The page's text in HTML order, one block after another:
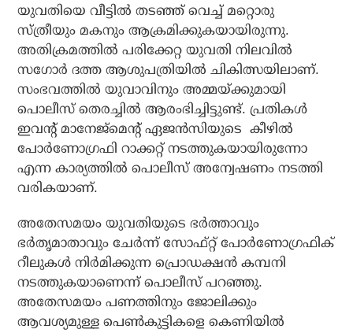
യുവതിയെ വീട്ടില് തടഞ്ഞ് വെച്ച് മറ്റൊരു
സ്ത്രീയും മകനും ആക്രമിക്കുകയായിരുന്നു.
അതിക്രമത്തില് പരിക്കേറ്റ യുവതി നിലവില്
സഗോര് ദത്ത ആശുപത്രിയില് ചികിത്സയിലാണ്.
സംഭവത്തില് യുവാവിനും അമ്മയ്ക്കുമായി
പൊലീസ് തെരച്ചില് ആരംഭിച്ചിട്ടുണ്ട്. പ്രതികള്
ഇവന്റ് മാനേജ്‌മെന്റ് ഏജന്സിയുടെ
കീഴില്
പോര്ണോഗ്രഫി റാക്കറ്റ് നടത്തുകയായിരുന്നോ
എന്ന കാര്യത്തില് പൊലീസ് അന്വേഷണം നടത്തി
വരികയാണ്.
അതേസമയം യുവതിയുടെ ഭര്ത്താവും
ഭര്തൃമാതാവും ചേര്ന്ന് സോഫ്റ്റ് പോര്ണോഗ്രഫിക്
റീലുകള് നിര്മിക്കുന്ന പ്രൊഡക്ഷന് കമ്പനി
നടത്തുകയാണെന്ന് പൊലീസ് പറഞ്ഞു.
അതേസമയം പണത്തിനും ജോലിക്കും
ആവശ്യമുള്ള പെണ്കുട്ടികളെ കെണിയില്